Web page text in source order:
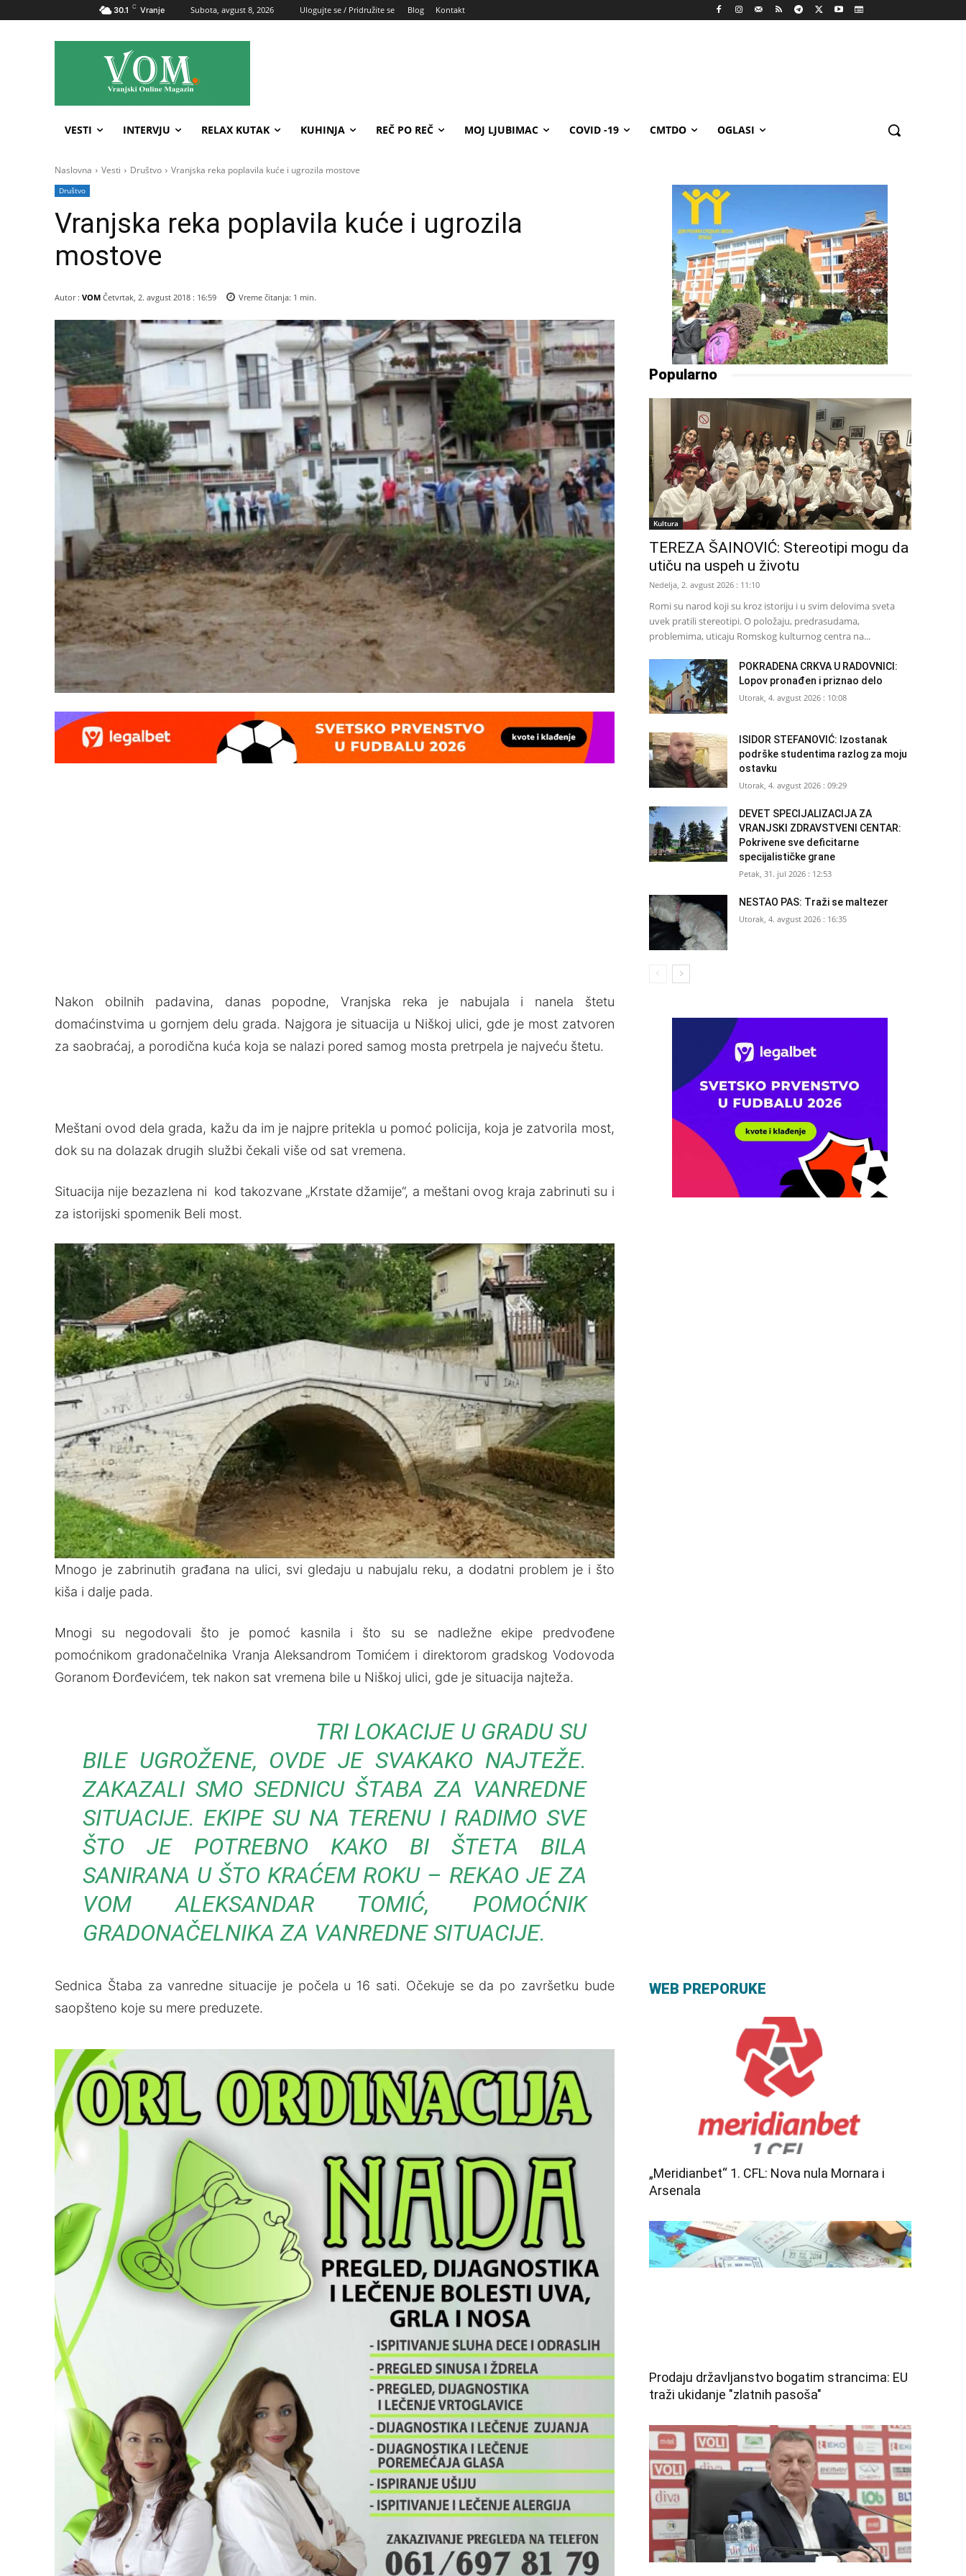
30.1 C Vranje Subota, avgust 8, 2026 Ulogujte se / Pridružite se Blog Kontakt
VESTI INTERVJU RELAX KUTAK KUHINJA REČ PO REČ MOJ LJUBIMAC COVID -19 CMTDO OGLASI
Naslovna Vesti Društvo Vranjska reka poplavila kuće i ugrozila mostove
Društvo
Vranjska reka poplavila kuće i ugrozila
mostove
Autor : VOM Četvrtak, 2. avgust 2018 : 16:59 Vreme čitanja: 1 min.
Nakon obilnih padavina, danas popodne, Vranjska reka je nabujala i nanela štetu
domaćinstvima u gornjem delu grada. Najgora je situacija u Niškoj ulici, gde je most zatvoren
za saobraćaj, a porodična kuća koja se nalazi pored samog mosta pretrpela je najveću štetu.
Meštani ovod dela grada, kažu da im je najpre pritekla u pomoć policija, koja je zatvorila most,
dok su na dolazak drugih službi čekali više od sat vremena.
Situacija nije bezazlena ni kod takozvane „Krstate džamije“, a meštani ovog kraja zabrinuti su i
za istorijski spomenik Beli most.
Mnogo je zabrinutih građana na ulici, svi gledaju u nabujalu reku, a dodatni problem je i što
kiša i dalje pada.
Mnogi su negodovali što je pomoć kasnila i što su se nadležne ekipe predvođene
pomoćnikom gradonačelnika Vranja Aleksandrom Tomićem i direktorom gradskog Vodovoda
Goranom Đorđevićem, tek nakon sat vremena bile u Niškoj ulici, gde je situacija najteža.
TRI LOKACIJE U GRADU SU
BILE UGROŽENE, OVDE JE SVAKAKO NAJTEŽE.
ZAKAZALI SMO SEDNICU ŠTABA ZA VANREDNE
SITUACIJE. EKIPE SU NA TERENU I RADIMO SVE
ŠTO JE POTREBNO KAKO BI ŠTETA BILA
SANIRANA U ŠTO KRAĆEM ROKU – REKAO JE ZA
VOM ALEKSANDAR TOMIĆ, POMOĆNIK
GRADONAČELNIKA ZA VANREDNE SITUACIJE.
Sednica Štaba za vanredne situacije je počela u 16 sati. Očekuje se da po završetku bude
saopšteno koje su mere preduzete.
Popularno
Kultura
TEREZA ŠAINOVIĆ: Stereotipi mogu da
utiču na uspeh u životu
Nedelja, 2. avgust 2026 : 11:10
Romi su narod koji su kroz istoriju i u svim delovima sveta
uvek pratili stereotipi. O položaju, predrasudama,
problemima, uticaju Romskog kulturnog centra na...
POKRADENA CRKVA U RADOVNICI:
Lopov pronađen i priznao delo
Utorak, 4. avgust 2026 : 10:08
ISIDOR STEFANOVIĆ: Izostanak
podrške studentima razlog za moju
ostavku
Utorak, 4. avgust 2026 : 09:29
DEVET SPECIJALIZACIJA ZA
VRANJSKI ZDRAVSTVENI CENTAR:
Pokrivene sve deficitarne
specijalističke grane
Petak, 31. jul 2026 : 12:53
NESTAO PAS: Traži se maltezer
Utorak, 4. avgust 2026 : 16:35
WEB PREPORUKE
„Meridianbet“ 1. CFL: Nova nula Mornara i
Arsenala